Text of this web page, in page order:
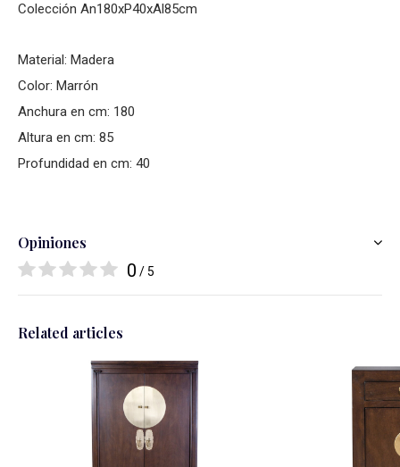
Colección An180xP40xAl85cm
Material: Madera
Color: Marrón
Anchura en cm: 180
Altura en cm: 85
Profundidad en cm: 40
Opiniones
0 / 5
Related articles